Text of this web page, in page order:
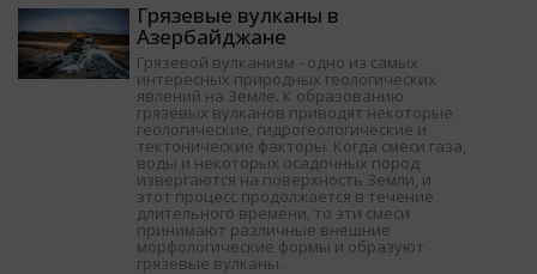
Грязевые вулканы в
Азербайджане
Грязевой вулканизм - одно из самых
интересных природных геологических
явлений на Земле. К образованию
грязевых вулканов приводят некоторые
геологические, гидрогеологические и
тектонические факторы. Когда смеси газа,
воды и некоторых осадочных пород
извергаются на поверхность Земли, и
этот процесс продолжается в течение
длительного времени, то эти смеси
принимают различные внешние
морфологические формы и образуют
грязевые вулканы.